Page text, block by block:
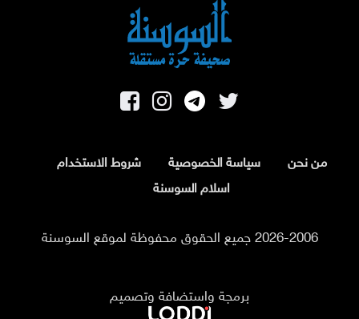
من نحن سياسة الخصوصية
شروط الاستخدام
اسلام السوسنة
2026-2006 جميع الحقوق محفوظة لموقع السوسنة
برمجة واستضافة وتصميم